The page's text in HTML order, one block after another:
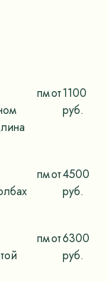
пмот1100
руб.
пмот4500
руб.
пмот6300
руб.